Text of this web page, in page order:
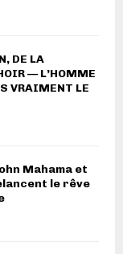
DE LA
— L’HOMME
VRAIMENT LE
Mahama et
le rêve